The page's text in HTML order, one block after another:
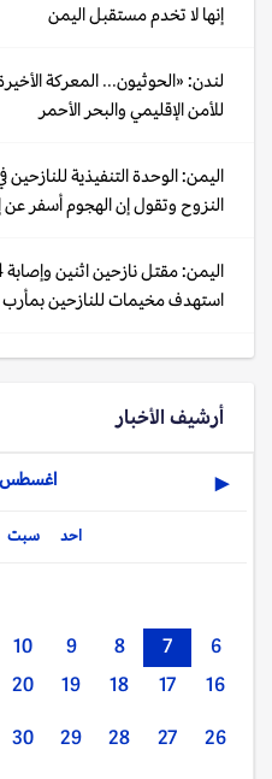
إنها لا تخدم مستقبل اليمن
لندن: «الحوثيون... المعركة
للأمن الإقليمي والبحر الأحمر
اليمن: الوحدة التنفيذية
النزوح وتقول إن الهجوم أسفر عن
استهدف مخيمات للنازحين بمأرب
أرشيف الأخبار
◀ اغسطس,
سبت احد
6
7
8
9
10
16
17
18
19
20
26
27
28
29
30